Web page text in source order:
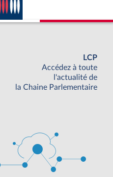
LCP
Accédez à toute
l'actualité de
la Chaine Parlementaire